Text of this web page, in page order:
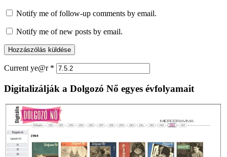
Notify me of follow-up comments by email.
Notify me of new posts by email.
Current ye@r *
Digitalizálják a Dolgozó Nő egyes évfolyamait